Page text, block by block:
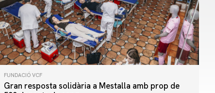
FUNDACIÓ VCF
Gran resposta solidària a Mestalla amb prop de